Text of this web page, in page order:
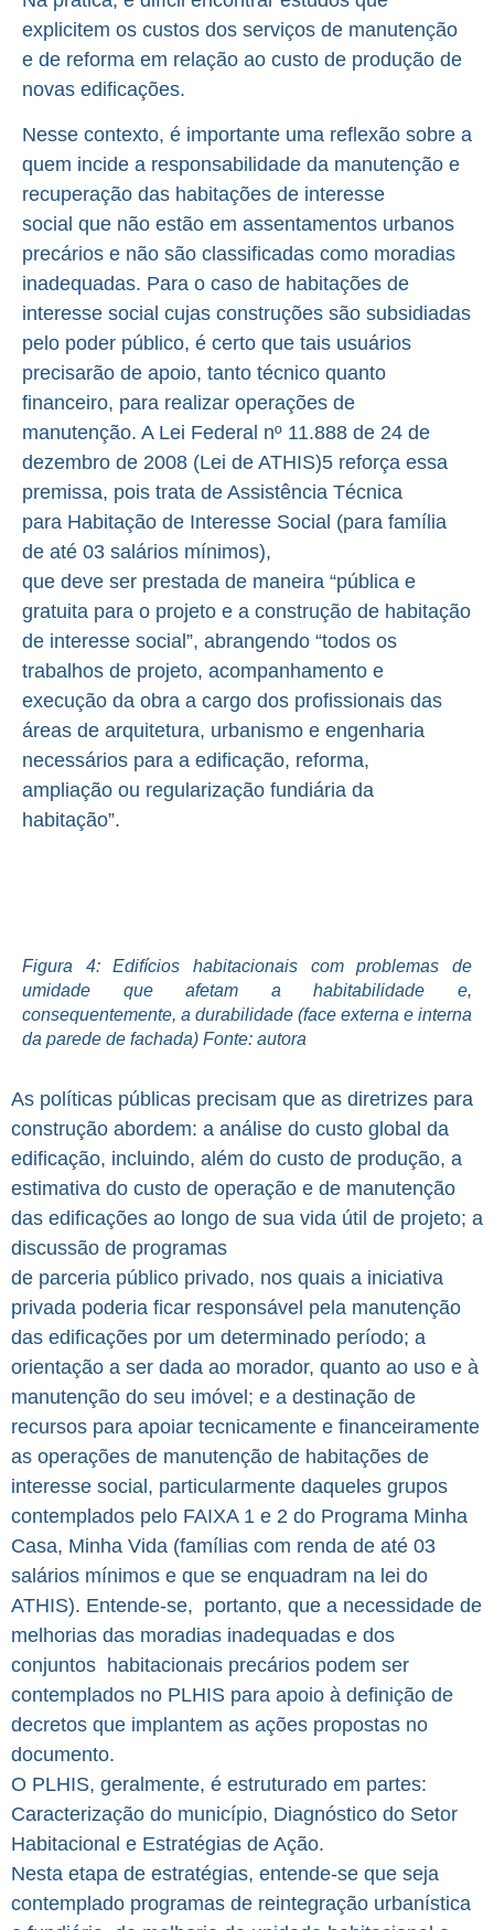
explicitem os custos dos serviços de manutenção
e de reforma em relação ao custo de produção de
novas edificações.
Nesse contexto, é importante uma reflexão sobre a
quem incide a responsabilidade da manutenção e
recuperação das habitações de interesse
social que não estão em assentamentos urbanos
precários e não são classificadas como moradias
inadequadas. Para o caso de habitações de
interesse social cujas construções são subsidiadas
pelo poder público, é certo que tais usuários
precisarão de apoio, tanto técnico quanto
financeiro, para realizar operações de
manutenção. A Lei Federal nº 11.888 de 24 de
dezembro de 2008 (Lei de ATHIS)5 reforça essa
premissa, pois trata de Assistência Técnica
para Habitação de Interesse Social (para família
de até 03 salários mínimos),
que deve ser prestada de maneira “pública e
gratuita para o projeto e a construção de habitação
de interesse social”, abrangendo “todos os
trabalhos de projeto, acompanhamento e
execução da obra a cargo dos profissionais das
áreas de arquitetura, urbanismo e engenharia
necessários para a edificação, reforma,
ampliação ou regularização fundiária da
habitação”.
Figura 4: Edifícios habitacionais com problemas de
umidade que afetam a habitabilidade e,
consequentemente, a durabilidade (face externa e interna
da parede de fachada) Fonte: autora
As políticas públicas precisam que as diretrizes para
construção abordem: a análise do custo global da
edificação, incluindo, além do custo de produção, a
estimativa do custo de operação e de manutenção
das edificações ao longo de sua vida útil de projeto; a
discussão de programas
de parceria público privado, nos quais a iniciativa
privada poderia ficar responsável pela manutenção
das edificações por um determinado período; a
orientação a ser dada ao morador, quanto ao uso e à
manutenção do seu imóvel; e a destinação de
recursos para apoiar tecnicamente e financeiramente
as operações de manutenção de habitações de
interesse social, particularmente daqueles grupos
contemplados pelo FAIXA 1 e 2 do Programa Minha
Casa, Minha Vida (famílias com renda de até 03
salários mínimos e que se enquadram na lei do
ATHIS). Entende-se, portanto, que a necessidade de
melhorias das moradias inadequadas e dos
conjuntos habitacionais precários podem ser
contemplados no PLHIS para apoio à definição de
decretos que implantem as ações propostas no
documento.
O PLHIS, geralmente, é estruturado em partes:
Caracterização do município, Diagnóstico do Setor
Habitacional e Estratégias de Ação.
Nesta etapa de estratégias, entende-se que seja
contemplado programas de reintegração urbanística